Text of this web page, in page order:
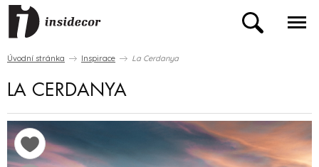
Úvodní stránka Inspirace La Cerdanya
LA CERDANYA